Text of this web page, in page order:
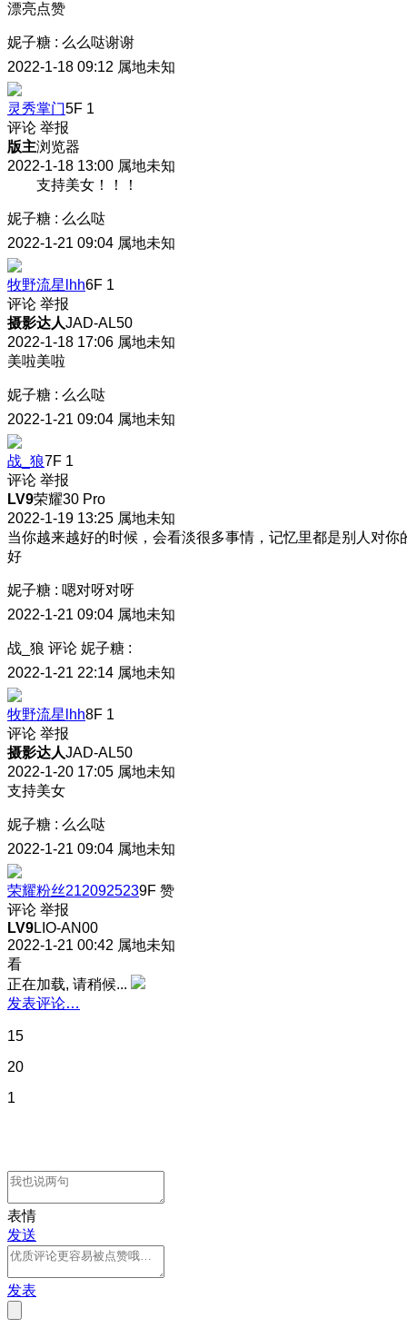
漂亮点赞
妮子糖 : 么么哒谢谢
2022-1-18 09:12 属地未知
灵秀掌门5F 1
评论 举报
版主浏览器
2022-1-18 13:00 属地未知
支持美女！！！
妮子糖 : 么么哒
2022-1-21 09:04 属地未知
牧野流星lhh6F 1
评论 举报
摄影达人JAD-AL50
2022-1-18 17:06 属地未知
美啦美啦
妮子糖 : 么么哒
2022-1-21 09:04 属地未知
战_狼7F 1
评论 举报
LV9荣耀30 Pro
2022-1-19 13:25 属地未知
当你越来越好的时候，会看淡很多事情，记忆里都是别人对你
好
妮子糖 : 嗯对呀对呀
2022-1-21 09:04 属地未知
战_狼 评论 妮子糖 :
2022-1-21 22:14 属地未知
牧野流星lhh8F 1
评论 举报
摄影达人JAD-AL50
2022-1-20 17:05 属地未知
支持美女
妮子糖 : 么么哒
2022-1-21 09:04 属地未知
荣耀粉丝2120925239F 赞
评论 举报
LV9LIO-AN00
2022-1-21 00:42 属地未知
看
正在加载, 请稍候...
发表评论…
15
20
1
表情
发送
发表